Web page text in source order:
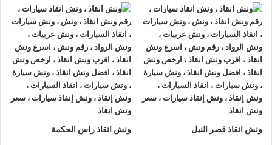
السيارة امنة تماما حتي الوصول إلي أقرب مركز صيانة.
3- الخبرة
فريق عمل شركة الرواد لإنقاذ و رفع السيارات مدرب على كيفيةنقل
السياراتوتثبيتها عليونش الانقاذ
وذلك إلى جانب خبرتهم المتميزة
في اختيار أسرع الطرق.
تنتشر
اوناش الانقاذ في الاسماعيلية
أو علي الطرق الرئيسية في
ونش انقاذ قصر النيل ونش انقاذ راس الحكمة